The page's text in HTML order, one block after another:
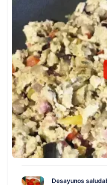
Desayunos